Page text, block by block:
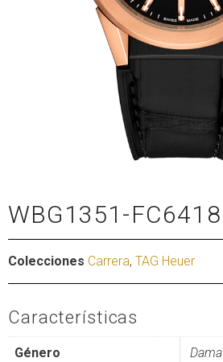
WBG1351-FC6418
Colecciones Carrera, TAG Heuer
Características
Género Dama